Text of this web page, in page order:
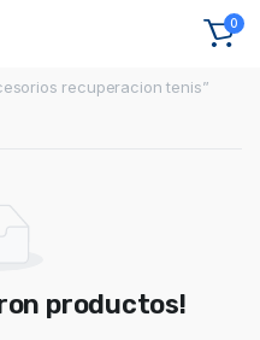
0
recuperacion tenis”
productos!